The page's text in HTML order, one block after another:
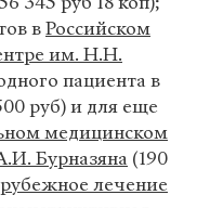
вРоссийском
им. Н.Н.
пациента в
руб) и для еще
медицинском
Бурназяна (190
лечение